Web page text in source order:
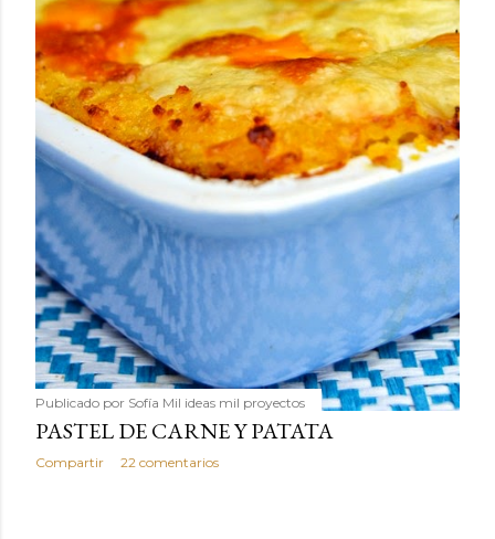
Publicado por Sofía Mil ideas mil proyectos
PASTEL DE CARNE Y PATATA
Compartir 22 comentarios